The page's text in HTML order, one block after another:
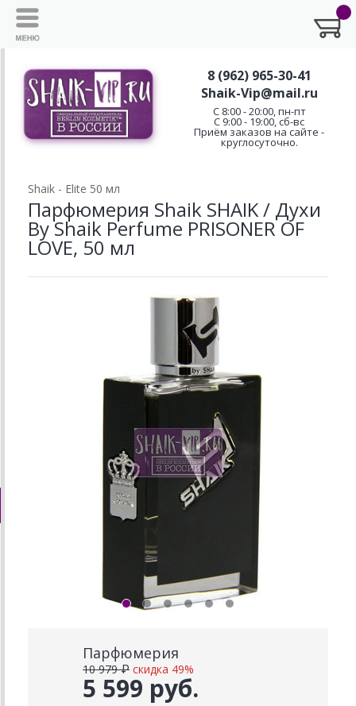
8 (962) 965-30-41
Shaik-Vip@mail.ru
C 8:00 - 20:00, пн-пт
С 9:00 - 19:00, сб-вс
Приём заказов на сайте -
круглосуточно.
Shaik - Elite 50 мл
Парфюмерия Shaik SHAIK / Духи
By Shaik Perfume PRISONER OF
LOVE, 50 мл
Парфюмерия
5 599 руб.
10 979 ₽ скидка 49%